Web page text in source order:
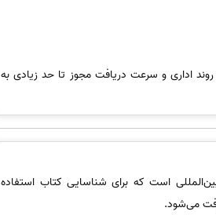
اداری و سرعت دریافت مجوز تا حد زیادی به
بین‌المللی است که برای شناسایی کتاب استفاده
می‌شود.